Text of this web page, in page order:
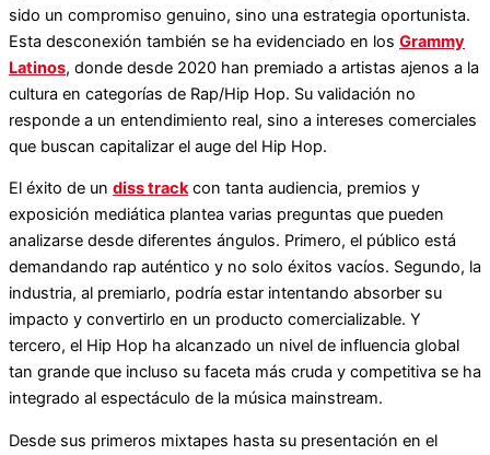
sido un compromiso genuino, sino una estrategia oportunista.
Esta desconexión también se ha evidenciado en los Grammy
Latinos, donde desde 2020 han premiado a artistas ajenos a la
cultura en categorías de Rap/Hip Hop. Su validación no
responde a un entendimiento real, sino a intereses comerciales
que buscan capitalizar el auge del Hip Hop.
El éxito de un diss trackcon tanta audiencia, premios y
exposición mediática plantea varias preguntas que pueden
analizarse desde diferentes ángulos. Primero, el público está
demandando rap auténtico y no solo éxitos vacíos. Segundo, la
industria, al premiarlo, podría estar intentando absorber su
impacto y convertirlo en un producto comercializable. Y
tercero, el Hip Hop ha alcanzado un nivel de influencia global
tan grande que incluso su faceta más cruda y competitiva se ha
integrado al espectáculo de la música mainstream.
Desde sus primeros mixtapes hasta su presentación en el